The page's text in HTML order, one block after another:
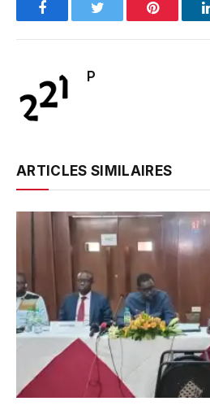
FacebookTwitter Pinterest
P
ARTICLES SIMILAIRES